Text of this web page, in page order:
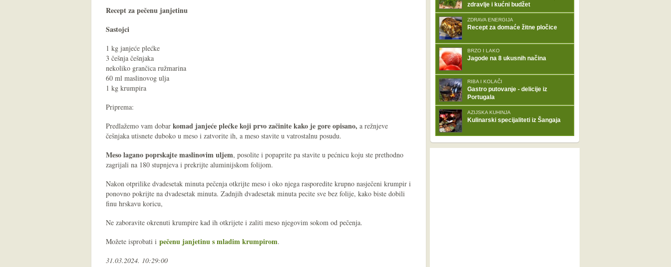
Recept za pečenu janjetinu
Sastojci
1 kg janjeće plećke
3 češnja češnjaka
nekoliko grančica ružmarina
60 ml maslinovog ulja
1 kg krumpira
Priprema:
Predlažemo vam dobar komad janjeće plećke koji prvo začinite kako je gore opisano, a režnjeve
češnjaka utisnete duboko u meso i zatvorite ih, a meso stavite u vatrostalnu posudu.
Meso lagano poprskajte maslinovim uljem, posolite i popaprite pa stavite u pećnicu koju ste prethodno
zagrijali na 180 stupnjeva i prekrijte aluminijskom folijom.
Nakon otprilike dvadesetak minuta pečenja otkrijte meso i oko njega rasporedite krupno nasječeni krumpir i
ponovno pokrijte na dvadesetak minuta. Zadnjih dvadesetak minuta pecite sve bez folije, kako biste dobili
finu hrskavu koricu,
Ne zaboravite okrenuti krumpire kad ih otkrijete i zaliti meso njegovim sokom od pečenja.
Možete isprobati i pečenu janjetinu s mladim krumpirom.
31.03.2024. 10:29:00
zdravlje i kućni budžet
ZDRAVA ENERGIJA
Recept za domaće žitne pločice
BRZO I LAKO
Jagode na 8 ukusnih načina
RIBA I KOLAČI
Gastro putovanje - delicije iz
Portugala
AZIJSKA KUHINJA
Kulinarski specijaliteti iz Šangaja